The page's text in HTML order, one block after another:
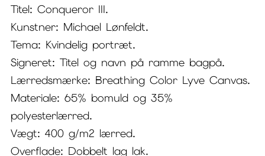
Titel: Conqueror III.
Kunstner: Michael Lønfeldt.
Tema: Kvindelig portræt.
Signeret: Titel og navn på ramme bagpå.
Lærredsmærke: Breathing Color Lyve Canvas.
Materiale: 65% bomuld og 35%
polyesterlærred.
Vægt: 400 g/m2 lærred.
Overflade: Dobbelt lag lak.